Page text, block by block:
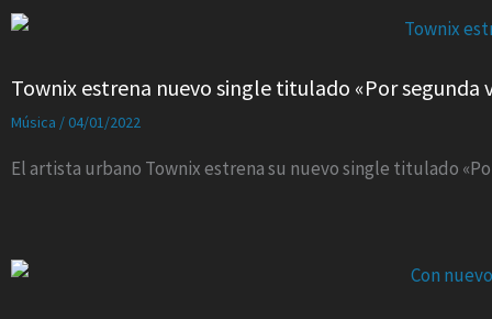
Townix estrena nuevo single titulado «Por segunda
Música / 04/01/2022
El artista urbano Townix estrena su nuevo single titulado